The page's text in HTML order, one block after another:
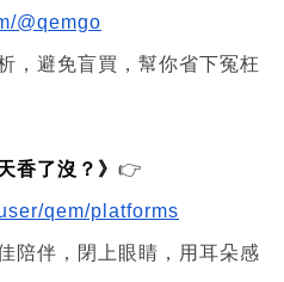
@qemgo
，避免盲買，幫你省下冤枉
香了沒？》 👉
qem/platforms
陪伴，閉上眼睛，用耳朵感